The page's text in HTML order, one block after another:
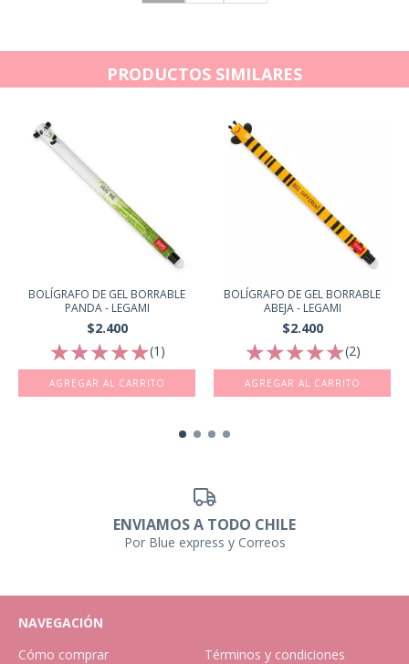
PRODUCTOS SIMILARES
BOLÍGRAFO DE GEL BORRABLE
PANDA - LEGAMI
$2.400
(1)
BOLÍGRAFO DE GEL BORRABLE
ABEJA - LEGAMI
$2.400
(2)
ENVIAMOS A TODO CHILE
Por Blue express y Correos
NAVEGACIÓN
Cómo comprar
Términos y condiciones